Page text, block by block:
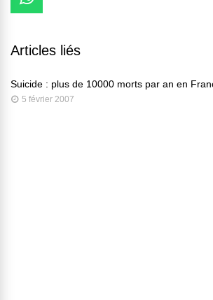
Articles liés
Suicide : plus de 10000 morts par an en
5 février 2007